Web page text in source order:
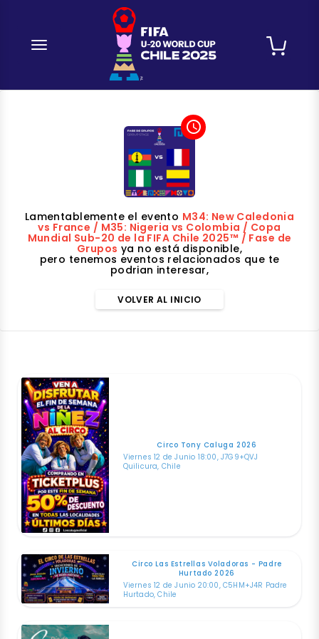
desplegar navegación
access_time
Lamentablemente el evento M34: New Caledonia
vs France / M35: Nigeria vs Colombia / Copa
Mundial Sub-20 de la FIFA Chile 2025™ / Fase de
Grupos ya no está disponible,
pero tenemos eventos relacionados que te
podrian interesar,
VOLVER AL INICIO
Circo Tony Caluga 2026
Viernes 12 de Junio 18:00, J7G9+QVJ
Quilicura, Chile
Circo Las Estrellas Voladoras - Padre
Hurtado 2026
Viernes 12 de Junio 20:00, C5HM+J4R Padre
Hurtado, Chile